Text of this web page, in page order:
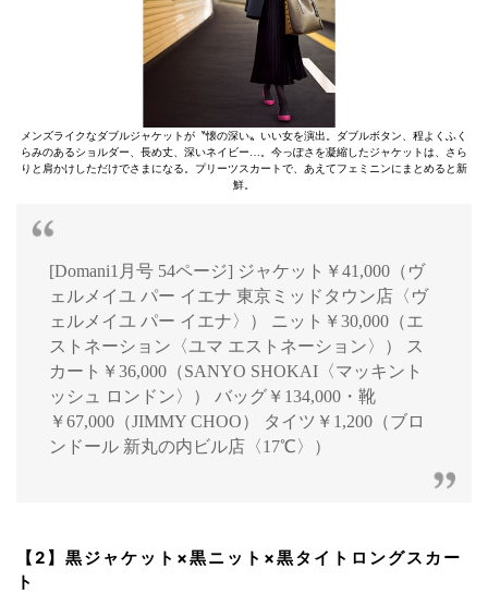
メンズライクなダブルジャケットが〝懐の深い〟いい女を演出。ダブルボタン、程よくふく
らみのあるショルダー、長め丈、深いネイビー…。今っぽさを凝縮したジャケットは、さら
りと肩かけしただけでさまになる。プリーツスカートで、あえてフェミニンにまとめると新
鮮。
[Domani1月号 54ページ] ジャケット￥41,000（ヴ
ェルメイユ パー イエナ 東京ミッドタウン店〈ヴ
ェルメイユ パー イエナ〉） ニット￥30,000（エ
ストネーション〈ユマ エストネーション〉） ス
カート￥36,000（SANYO SHOKAI〈マッキント
ッシュ ロンドン〉） バッグ￥134,000・靴
￥67,000（JIMMY CHOO） タイツ￥1,200（ブロ
ンドール 新丸の内ビル店〈17℃〉）
【2】黒ジャケット×黒ニット×黒タイトロングスカー
ト